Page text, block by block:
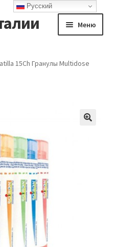
Меню
15Ch Гранулы Multidose
Русский